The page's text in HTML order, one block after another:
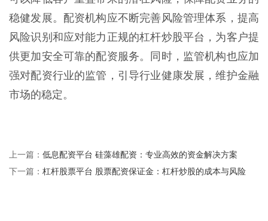
稳健发展。配资机构应不断完善风险管理体系，提高
风险识别和应对能力正规的杠杆炒股平台，为客户提
供更加安全可靠的配资服务。同时，监管机构也应加
强对配资行业的监管，引导行业健康发展，维护金融
市场的稳定。
上一篇： 低息配资平台 硅藻雄配资：专业高效的资金解决方案
下一篇： 杠杆股票平台 股票配资保证金：杠杆炒股的成本与风险